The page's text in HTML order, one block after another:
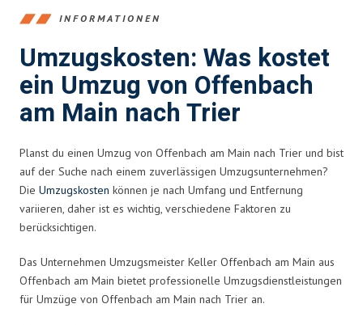
INFORMATIONEN
Umzugskosten: Was kostet
ein Umzug von Offenbach
am Main nach Trier
Planst du einen Umzug von Offenbach am Main nach Trier und bist
auf der Suche nach einem zuverlässigen Umzugsunternehmen?
Die Umzugskosten können je nach Umfang und Entfernung
variieren, daher ist es wichtig, verschiedene Faktoren zu
berücksichtigen.
Das Unternehmen Umzugsmeister Keller Offenbach am Main aus
Offenbach am Main bietet professionelle Umzugsdienstleistungen
für Umzüge von Offenbach am Main nach Trier an.